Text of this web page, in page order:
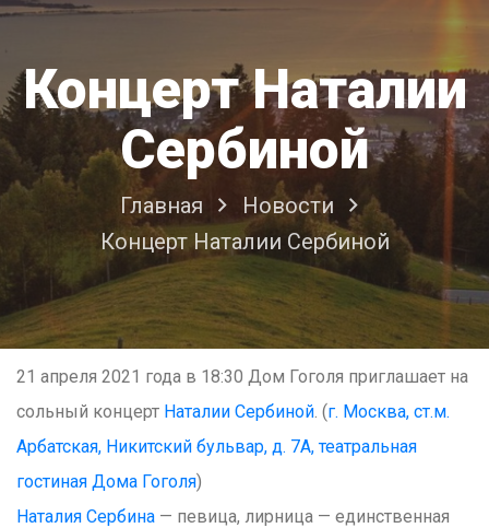
Концерт Наталии
Сербиной
Главная
Новости
Концерт Наталии Сербиной
21 апреля 2021 года в 18:30 Дом Гоголя приглашает на
сольный концерт Наталии Сербиной. (г. Москва, ст.м.
Арбатская, Никитский бульвар, д. 7А, театральная
гостиная Дома Гоголя)
Наталия Сербина — певица, лирница — единственная